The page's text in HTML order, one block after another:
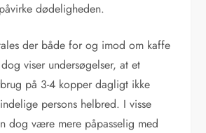
dødeligheden.
der både for og imod om kaffe
viser undersøgelser, at et
på 3-4 kopper dagligt ikke
persons helbred. I visse
dog være mere påpasselig med